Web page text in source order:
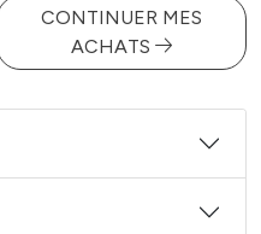
CONTINUER MES
ACHATS